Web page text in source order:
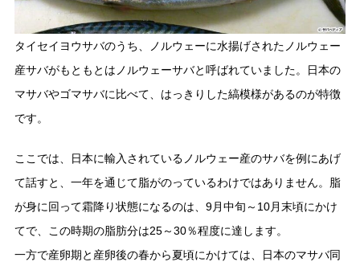
タイセイヨウサバのうち、ノルウェーに水揚げされたノルウェー
産サバがもともとはノルウェーサバと呼ばれていました。日本の
マサバやゴマサバに比べて、はっきりした縞模様があるのが特徴
です。
ここでは、日本に輸入されているノルウェー産のサバを例にあげ
て話すと、一年を通じて脂がのっているわけではありません。脂
が身に回って霜降り状態になるのは、9月中旬～10月末頃にかけ
てで、この時期の脂肪分は25～30％程度に達します。
一方で産卵期と産卵後の春から夏頃にかけては、日本のマサバ同